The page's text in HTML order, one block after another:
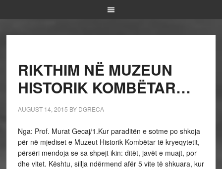
RIKTHIM NË MUZEUN
HISTORIK KOMBËTAR…
AUGUST 14, 2015 BY DGRECA
Nga: Prof. Murat Gecaj/1.Kur paraditën e sotme po shkoja
për në mjediset e Muzeut Historik Kombëtar të kryeqytetit,
përsëri mendoja se sa shpejt ikin: ditët, javët e muajt, por
dhe vitet. Kështu, sillja ndërmend afër 5 vite të shkuara, kur